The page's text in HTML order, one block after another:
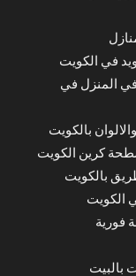
في الكويت
في المنزل في
بالكويت
كرين الكويت
بالكويت
بالبيت